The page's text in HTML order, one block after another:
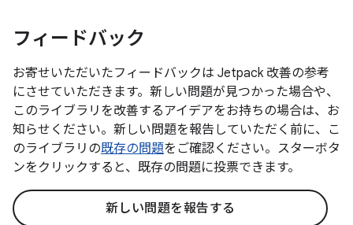
フィードバック
お寄せいただいたフィードバックは Jetpack 改善の参考
にさせていただきます。新しい問題が見つかった場合や、
このライブラリを改善するアイデアをお持ちの場合は、お
知らせください。新しい問題を報告していただく前に、こ
のライブラリの既存の問題をご確認ください。スターボタ
ンをクリックすると、既存の問題に投票できます。
新しい問題を報告する